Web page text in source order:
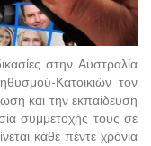
στην Αυστραλία
Κατοικιών τον
και την εκπαίδευση
συμμετοχής τους σε
κάθε πέντε χρόνια